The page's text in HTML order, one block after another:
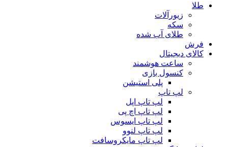
طلا
زیورآلات
سکه
طلای آب شده
فرش
کالای دیجیتال
ساعت هوشمند
کنسول بازی
پلی استیشن
لپ تاپ
لپ تاپ اپل
لپ تاپ اچ پی
لپ تاپ ایسوس
لپ تاپ لنوو
لپ تاپ مایکروسافت